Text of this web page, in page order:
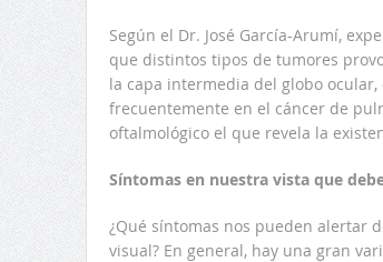
Según el Dr. José García-Arumí,
que distintos tipos de tumores
la capa intermedia del globo
frecuentemente en el cáncer de
oftalmológico el que revela la
Síntomas en nuestra vista que
¿Qué síntomas nos pueden alertar
visual? En general, hay una gran